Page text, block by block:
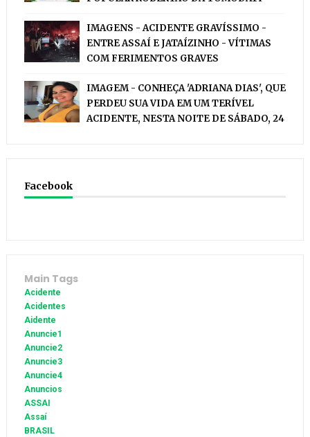
IMAGENS - ACIDENTE GRAVÍSSIMO -
ENTRE ASSAÍ E JATAÍZINHO - VÍTIMAS
COM FERIMENTOS GRAVES
IMAGEM - CONHEÇA 'ADRIANA DIAS', QUE
PERDEU SUA VIDA EM UM TERÍVEL
ACIDENTE, NESTA NOITE DE SÁBADO, 24
Facebook
Main Tags
Acidente
Acidentes
Aidente
Anuncie1
Anuncie2
Anuncie3
Anuncie4
Anuncios
ASSAI
Assaí
BRASIL